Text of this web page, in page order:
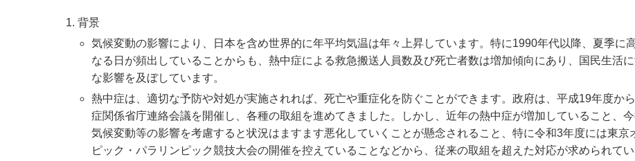
背景
気候変動の影響により、日本を含め世界的に年平均気温は年々上昇しています。特に1990年代以降、夏季に
なる日が頻出していることからも、熱中症による救急搬送人員数及び死亡者数は増加傾向にあり、国民生活に
な影響を及ぼしています。
熱中症は、適切な予防や対処が実施されれば、死亡や重症化を防ぐことができます。政府は、平成19年度か
症関係省庁連絡会議を開催し、各種の取組を進めてきました。しかし、近年の熱中症が増加していること、
気候変動等の影響を考慮すると状況はますます悪化していくことが懸念されること、特に令和3年度には東京
ピック・パラリンピック競技大会の開催を控えていることなどから、従来の取組を超えた対応が求められてい